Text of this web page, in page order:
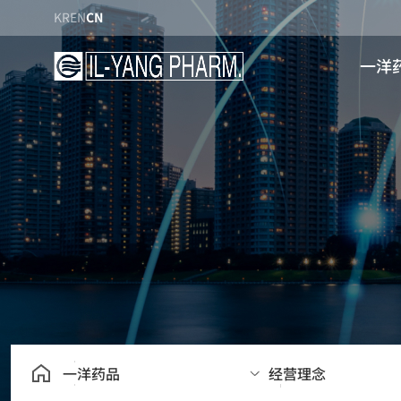
KRENCN
一洋
关于
前
工厂
经营
企业
一洋药品 经营理念